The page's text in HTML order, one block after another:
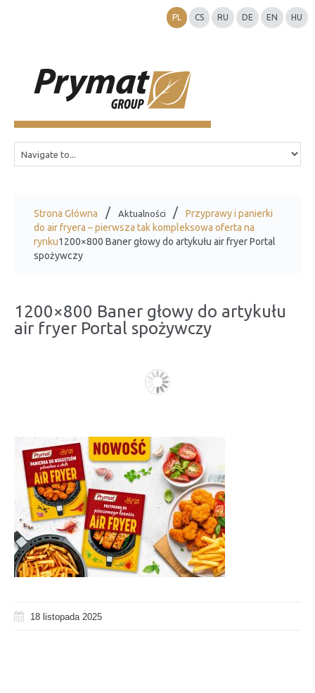
PL CS RU DE EN HU
Strona Główna Aktualności
Przyprawy i panierki
do air fryera – pierwsza tak kompleksowa oferta na
rynku1200×800 Baner głowy do artykułu air fryer Portal
spożywczy
1200×800 Baner głowy do artykułu
air fryer Portal spożywczy
18 listopada 2025